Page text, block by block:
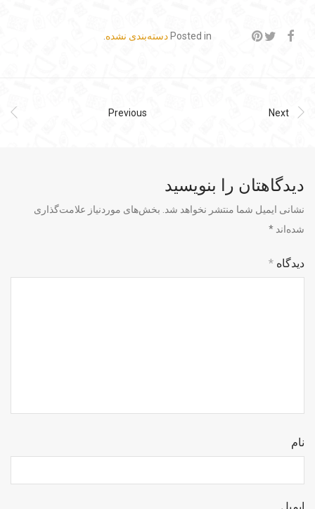
Posted in دسته‌بندی نشده
Previous Next
دیدگاهتان را بنویسید
نشانی ایمیل شما منتشر نخواهد شد. بخش‌های موردنیاز علامت‌گذاری
شده‌اند *
دیدگاه *
نام